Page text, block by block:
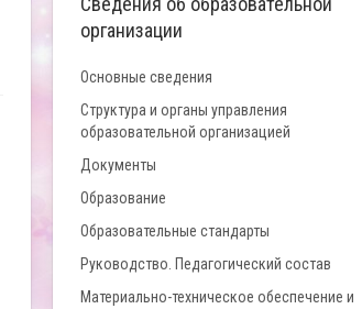
организации
Основные сведения
Структура и органы управления
образовательной организацией
Документы
Образование
Образовательные стандарты
Руководство. Педагогический состав
Материально-техническое обеспечение и